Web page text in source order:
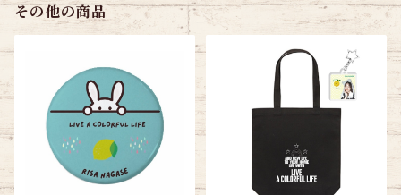
その他の商品